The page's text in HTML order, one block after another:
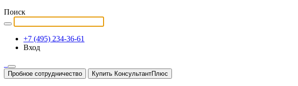
Поиск
+7 (495) 234-36-61
Вход
Пробное сотрудничество Купить КонсультантПлюс